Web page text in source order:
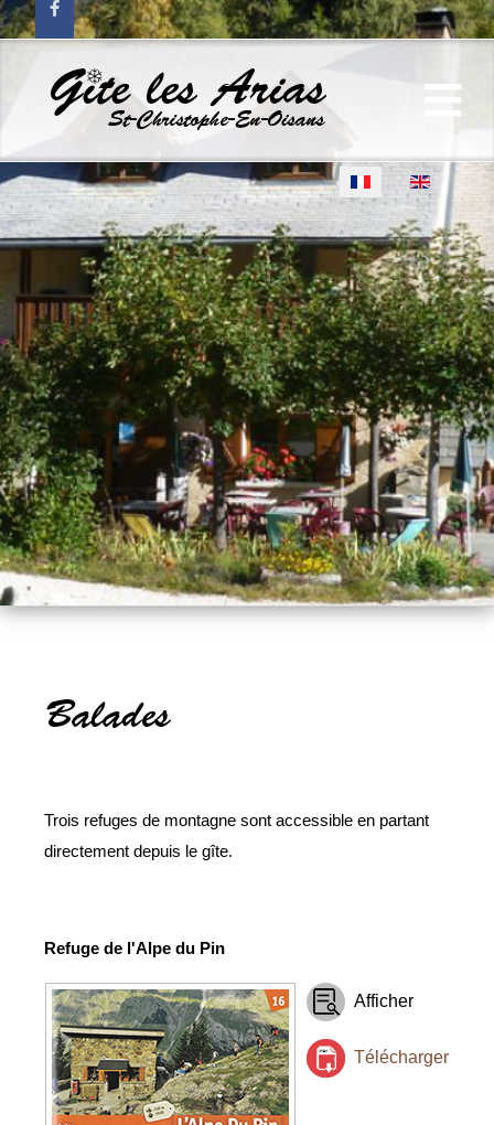
Sélectionnez votre
Trois refuges de montagne sont accessible en partant
directement depuis le gîte.
Refuge de l'Alpe du Pin
Afficher
Télécharger